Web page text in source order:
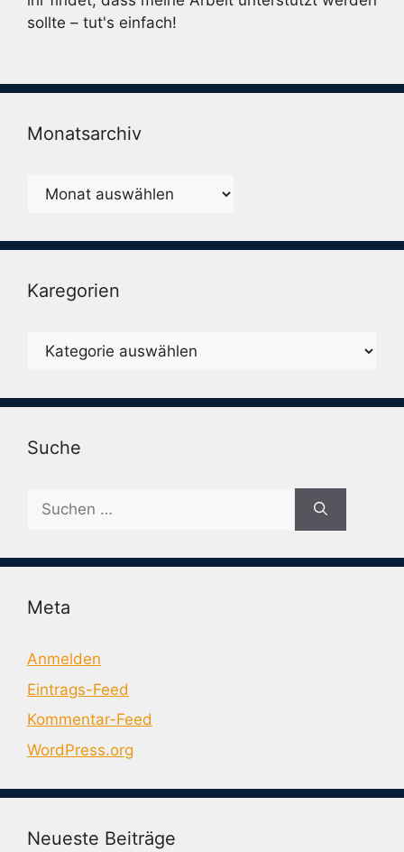
sollte – tut's einfach!
Monatsarchiv
Monatsarchiv
Karegorien
Karegorien
Suche
Suche
nach:
Meta
Anmelden
Eintrags-Feed
Kommentar-Feed
WordPress.org
Neueste Beiträge